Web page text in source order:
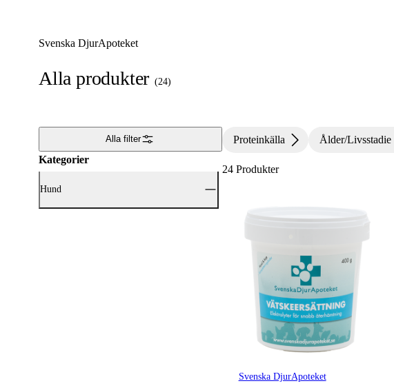
Svenska DjurApoteket
Alla produkter (24)
Alla filter
Kategorier
Hund
Proteinkälla Ålder/Livsstadie
24 Produkter
Svenska DjurApoteket